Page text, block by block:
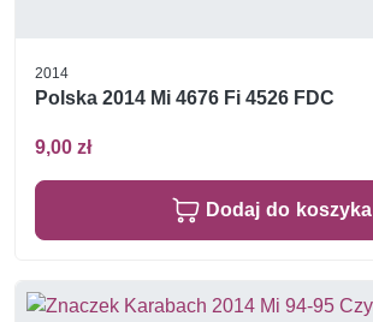
2014
Polska 2014 Mi 4676 Fi 4526 FDC
9,00 zł
Dodaj do koszyka